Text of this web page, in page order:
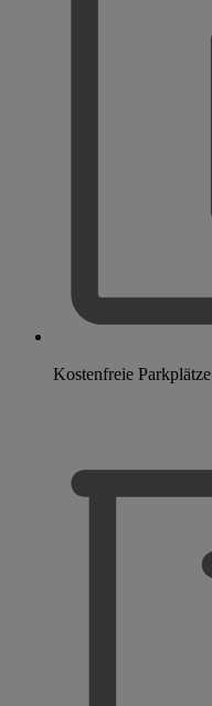
Kostenfreie Parkplätze